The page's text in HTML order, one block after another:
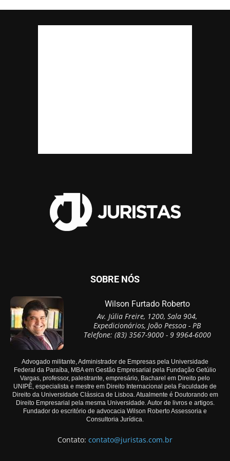
SOBRE NÓS
Wilson Furtado Roberto
Av. Júlia Freire, 1200, Sala 904,
Expedicionários, João Pessoa - PB
Telefone: (83) 3567-9000 - 9 9964-6000
Advogado militante, Administrador de Empresas pela Universidade
Federal da Paraíba, MBA em Gestão Empresarial pela Fundação Getúlio
Vargas, professor, palestrante, empresário, Bacharel em Direito pelo
UNIPÊ, especialista e mestre em Direito Internacional pela Faculdade de
Direito da Universidade Clássica de Lisboa. Atualmente é Doutorando em
Direito Empresarial pela mesma Universidade. Autor de livros e artigos.
Fundador do escritório de advocacia Wilson Roberto Assessoria e
Consultoria Jurídica.
Contato: contato@juristas.com.br